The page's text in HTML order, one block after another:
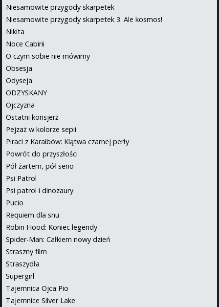
Niesamowite przygody skarpetek
Niesamowite przygody skarpetek 3. Ale kosmos!
Nikita
Noce Cabirii
O czym sobie nie mówimy
Obsesja
Odyseja
ODZYSKANY
Ojczyzna
Ostatni konsjerż
Pejzaż w kolorze sepii
Piraci z Karaibów: Klątwa czarnej perły
Powrót do przyszłości
Pół żartem, pół serio
Psi Patrol
Psi patrol i dinozaury
Pucio
Requiem dla snu
Robin Hood: Koniec legendy
Spider-Man: Całkiem nowy dzień
Straszny film
Straszydła
Supergirl
Tajemnica Ojca Pio
Tajemnice Silver Lake